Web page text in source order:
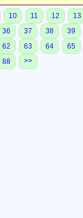
10 11 12
13
36 37 38
39
62 63 64
65
88 >>